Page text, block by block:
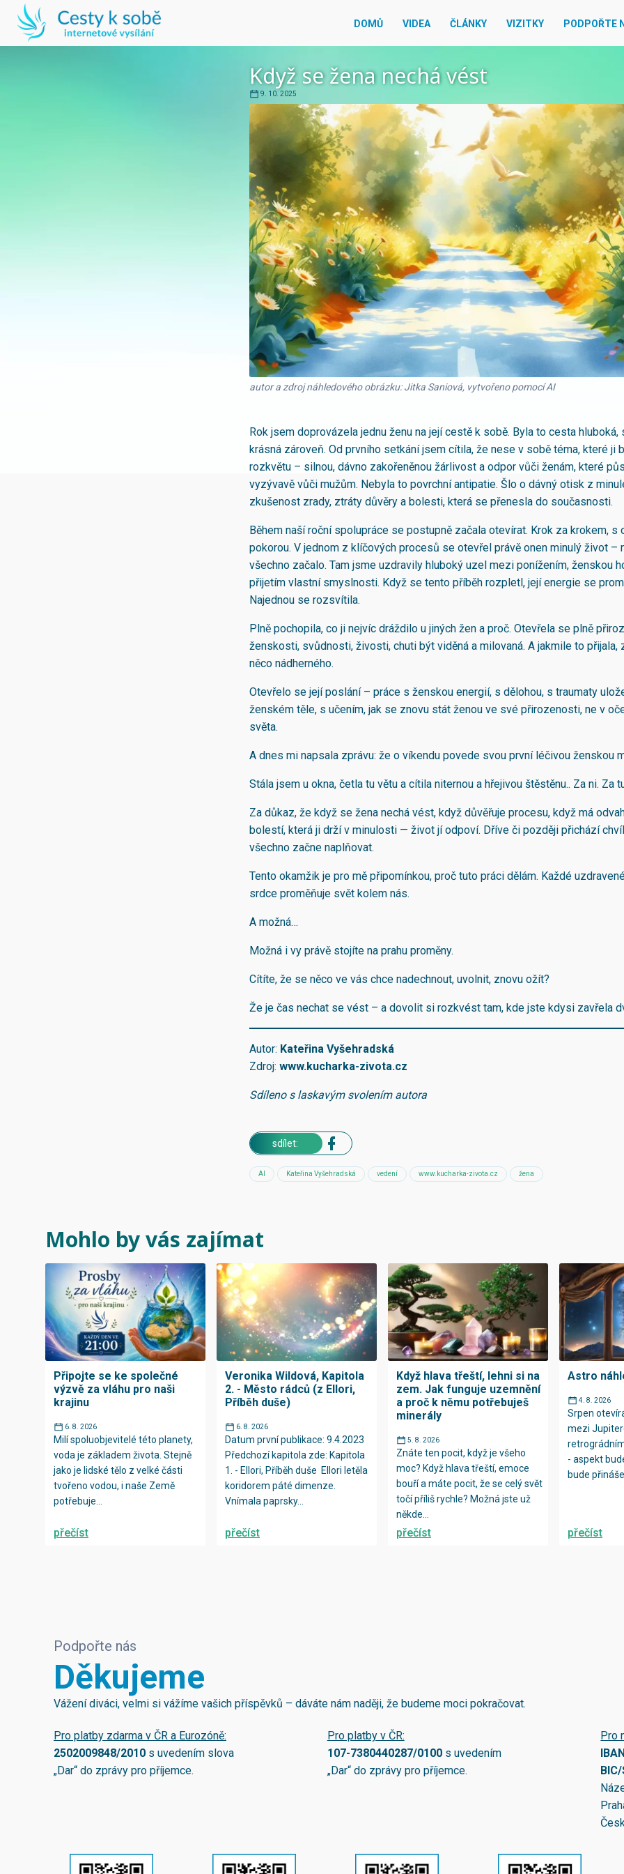
DOMŮ VIDEA ČLÁNKY VIZITKY PODPOŘTE
Když se žena nechá vést
9. 10. 2025
autor a zdroj náhledového obrázku: Jitka Saniová, vytvořeno pomocí AI
Rok jsem doprovázela jednu ženu na její cestě k sobě. Byla to cesta hluboká,
krásná zároveň. Od prvního setkání jsem cítila, že nese v sobě téma, které ji
rozkvětu – silnou, dávno zakořeněnou žárlivost a odpor vůči ženám, které
vyzývavě vůči mužům. Nebyla to povrchní antipatie. Šlo o dávný otisk z
zkušenost zrady, ztráty důvěry a bolesti, která se přenesla do současnosti.
Během naší roční spolupráce se postupně začala otevírat. Krok za krokem, s
pokorou. V jednom z klíčových procesů se otevřel právě onen minulý život –
všechno začalo. Tam jsme uzdravily hluboký uzel mezi ponížením, ženskou
přijetím vlastní smyslnosti. Když se tento příběh rozpletl, její energie se
Najednou se rozsvítila.
Plně pochopila, co ji nejvíc dráždilo u jiných žen a proč. Otevřela se plně
ženskosti, svůdnosti, živosti, chuti být viděná a milovaná. A jakmile to přijala,
něco nádherného.
Otevřelo se její poslání – práce s ženskou energií, s dělohou, s traumaty
ženském těle, s učením, jak se znovu stát ženou ve své přirozenosti, ne v
světa.
A dnes mi napsala zprávu: že o víkendu povede svou první léčivou ženskou
Stála jsem u okna, četla tu větu a cítila niternou a hřejivou štěstěnu.. Za ni. Za
Za důkaz, že když se žena nechá vést, když důvěřuje procesu, když má
bolestí, která ji drží v minulosti — život jí odpoví. Dříve či později přichází
všechno začne naplňovat.
Tento okamžik je pro mě připomínkou, proč tuto práci dělám. Každé
srdce proměňuje svět kolem nás.
A možná…
Možná i vy právě stojíte na prahu proměny.
Cítíte, že se něco ve vás chce nadechnout, uvolnit, znovu ožít?
Že je čas nechat se vést – a dovolit si rozkvést tam, kde jste kdysi zavřela
Autor: Kateřina Vyšehradská
Zdroj: www.kucharka-zivota.cz
Sdíleno s laskavým svolením autora
sdílet:
AI Kateřina Vyšehradská vedení www.kucharka-zivota.cz žena
Mohlo by vás zajímat
Připojte se ke společné
výzvě za vláhu pro naši
krajinu
6. 8. 2026
Milí spoluobjevitelé této planety,
voda je základem života. Stejně
jako je lidské tělo z velké části
tvořeno vodou, i naše Země
potřebuje...
přečíst
Veronika Wildová, Kapitola
2. - Město rádců (z Ellori,
Příběh duše)
6. 8. 2026
Datum první publikace: 9.4.2023
Předchozí kapitola zde: Kapitola
1. - Ellori, Příběh duše Ellori letěla
koridorem páté dimenze.
Vnímala paprsky...
přečíst
Když hlava třeští, lehni si na
zem. Jak funguje uzemnění
a proč k němu potřebuješ
minerály
5. 8. 2026
Znáte ten pocit, když je všeho
moc? Když hlava třeští, emoce
bouří a máte pocit, že se celý svět
točí příliš rychle? Možná jste už
někde...
přečíst
Astro
4. 8. 2026
Srpen
mezi
- aspekt
bude
přečíst
Podpořte nás
Děkujeme
Vážení diváci, velmi si vážíme vašich příspěvků – dáváte nám naději, že budeme moci pokračovat.
Pro platby zdarma v ČR a Eurozóně:
2502009848/2010 s uvedením slova
„Dar“ do zprávy pro příjemce.
Pro platby v ČR:
107-7380440287/0100s uvedením
„Dar“ do zprávy pro příjemce.
Pro